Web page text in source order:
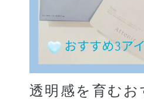
透明感を育むお